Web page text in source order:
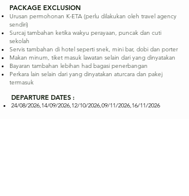
PACKAGE EXCLUSION
Urusan permohonan K-ETA (perlu dilakukan oleh travel agency
sendiri)
Surcaj tambahan ketika wakyu perayaan, puncak dan cuti
sekolah​
Servis tambahan di hotel seperti snek, mini bar, dobi dan porter
Makan minum, tiket masuk lawatan selain dari yang dinyatakan
Bayaran tambahan lebihan had bagasi penerbangan
Perkara lain selain dari yang dinyatakan aturcara dan pakej
termasuk
DEPARTURE DATES :
24/08/2026,14/09/2026,12/10/2026,09/11/2026,16/11/2026